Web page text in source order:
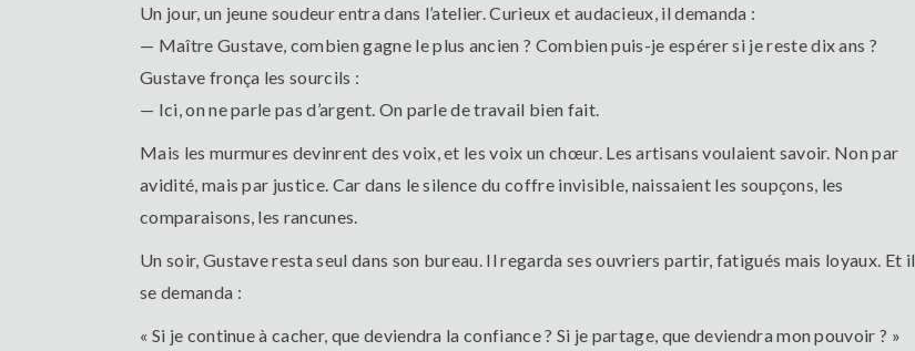
Un jour, un jeune soudeur entra dans l’atelier. Curieux et audacieux, il demanda :
— Maître Gustave, combien gagne le plus ancien ? Combien puis-je espérer si je reste dix ans ?
Gustave fronça les sourcils :
— Ici, on ne parle pas d’argent. On parle de travail bien fait.
Mais les murmures devinrent des voix, et les voix un chœur. Les artisans voulaient savoir. Non par
avidité, mais par justice. Car dans le silence du coffre invisible, naissaient les soupçons, les
comparaisons, les rancunes.
Un soir, Gustave resta seul dans son bureau. Il regarda ses ouvriers partir, fatigués mais loyaux. Et il
se demanda :
« Si je continue à cacher, que deviendra la confiance ? Si je partage, que deviendra mon pouvoir ? »